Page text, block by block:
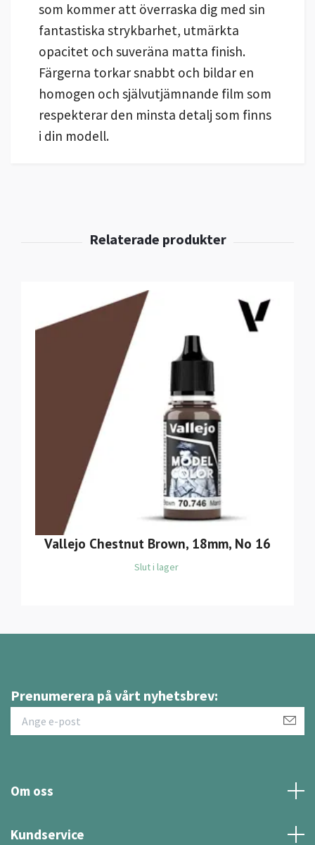
som kommer att överraska dig med sin
fantastiska strykbarhet, utmärkta
opacitet och suveräna matta finish.
Färgerna torkar snabbt och bildar en
homogen och självutjämnande film som
respekterar den minsta detalj som finns
i din modell.
Vallejo Chestnut Brown, 18mm, No 16
Slut i lager
Prenumerera på vårt nyhetsbrev:
Om oss
Kundservice